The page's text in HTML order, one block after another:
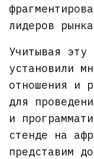
лидеров
Учитывая
установили
отношения и
для
и
стенде на
представим